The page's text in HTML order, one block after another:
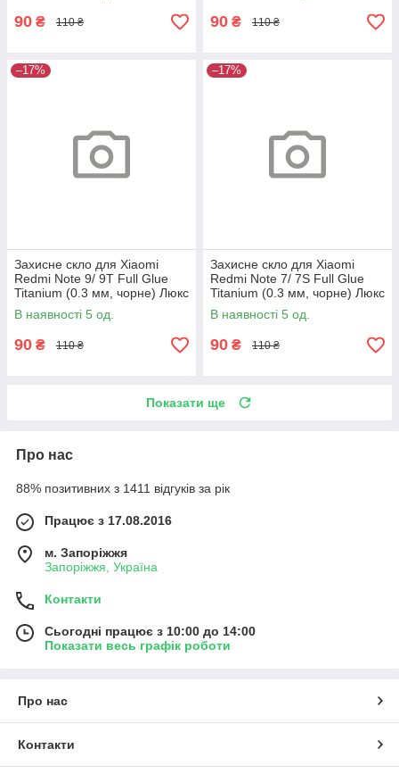
90 ₴ 110 ₴ 90 ₴ 110 ₴
–17%
Захисне скло для Xiaomi
Redmi Note 9/ 9T Full Glue
Titanium (0.3 мм, чорне) Люкс
В наявності 5 од.
90 ₴ 110 ₴
–17%
Захисне скло для Xiaomi
Redmi Note 7/ 7S Full Glue
Titanium (0.3 мм, чорне) Люкс
В наявності 5 од.
90 ₴ 110 ₴
Показати ще
Про нас
88% позитивних з 1411 відгуків за рік
Працює з 17.08.2016
м. Запоріжжя
Запоріжжя, Україна
Контакти
Сьогодні працює з 10:00 до 14:00
Показати весь графік роботи
Про нас
Контакти